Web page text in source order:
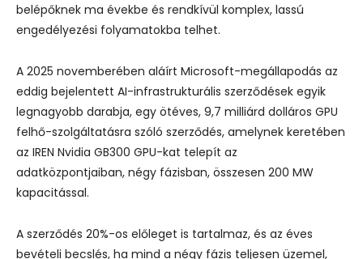
belépőknek ma évekbe és rendkívül komplex, lassú
engedélyezési folyamatokba telhet.
A 2025 novemberében aláírt Microsoft-megállapodás az
eddig bejelentett AI-infrastrukturális szerződések egyik
legnagyobb darabja, egy ötéves, 9,7 milliárd dolláros GPU
felhő-szolgáltatásra szóló szerződés, amelynek keretében
az IREN Nvidia GB300 GPU-kat telepít az
adatközpontjaiban, négy fázisban, összesen 200 MW
kapacitással.
A szerződés 20%-os előleget is tartalmaz, és az éves
bevételi becslés, ha mind a négy fázis teljesen üzemel,